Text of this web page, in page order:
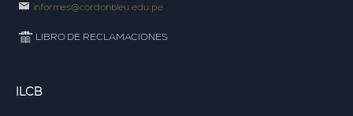
informes@cordonbleu.edu.pe
LIBRO DE RECLAMACIONES
ILCB